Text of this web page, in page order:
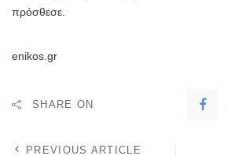
πρόσθεσε.
enikos.gr
SHARE ON
PREVIOUS ARTICLE